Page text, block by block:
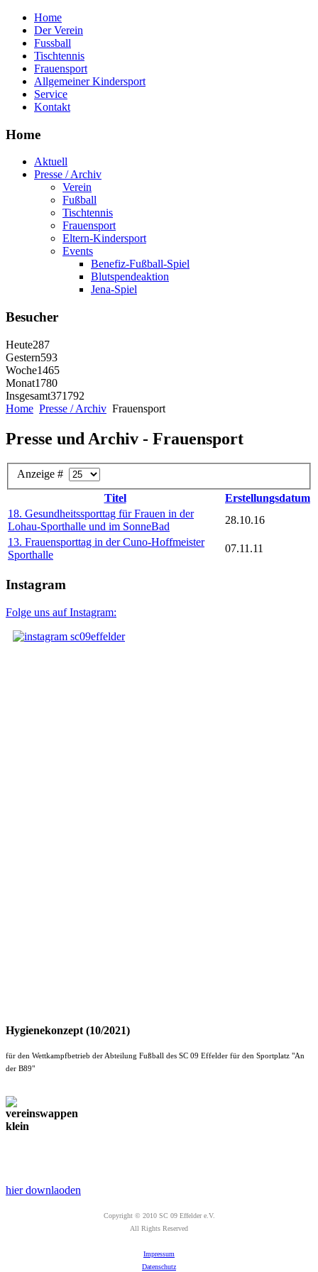
Home
Der Verein
Fussball
Tischtennis
Frauensport
Allgemeiner Kindersport
Service
Kontakt
Home
Aktuell
Presse / Archiv
Verein
Fußball
Tischtennis
Frauensport
Eltern-Kindersport
Events
Benefiz-Fußball-Spiel
Blutspendeaktion
Jena-Spiel
Besucher
Heute287
Gestern593
Woche1465
Monat1780
Insgesamt371792
Home Presse / Archiv Frauensport
Presse und Archiv - Frauensport
Anzeige #
Titel
Erstellungsdatum
18. Gesundheitssporttag für Frauen in der
Lohau-Sporthalle und im SonneBad
28.10.16
13. Frauensporttag in der Cuno-Hoffmeister
Sporthalle
07.11.11
Instagram
Folge uns auf Instagram:
Hygienekonzept (10/2021)
für den Wettkampfbetrieb der Abteilung Fußball des SC 09 Effelder für den Sportplatz "An
der B89"
hier downlaoden
Copyright © 2010 SC 09 Effelder e.V.
All Rights Reserved
Impressum
Datenschutz